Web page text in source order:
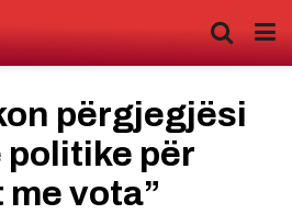
përgjegjësi
politike për
vota”